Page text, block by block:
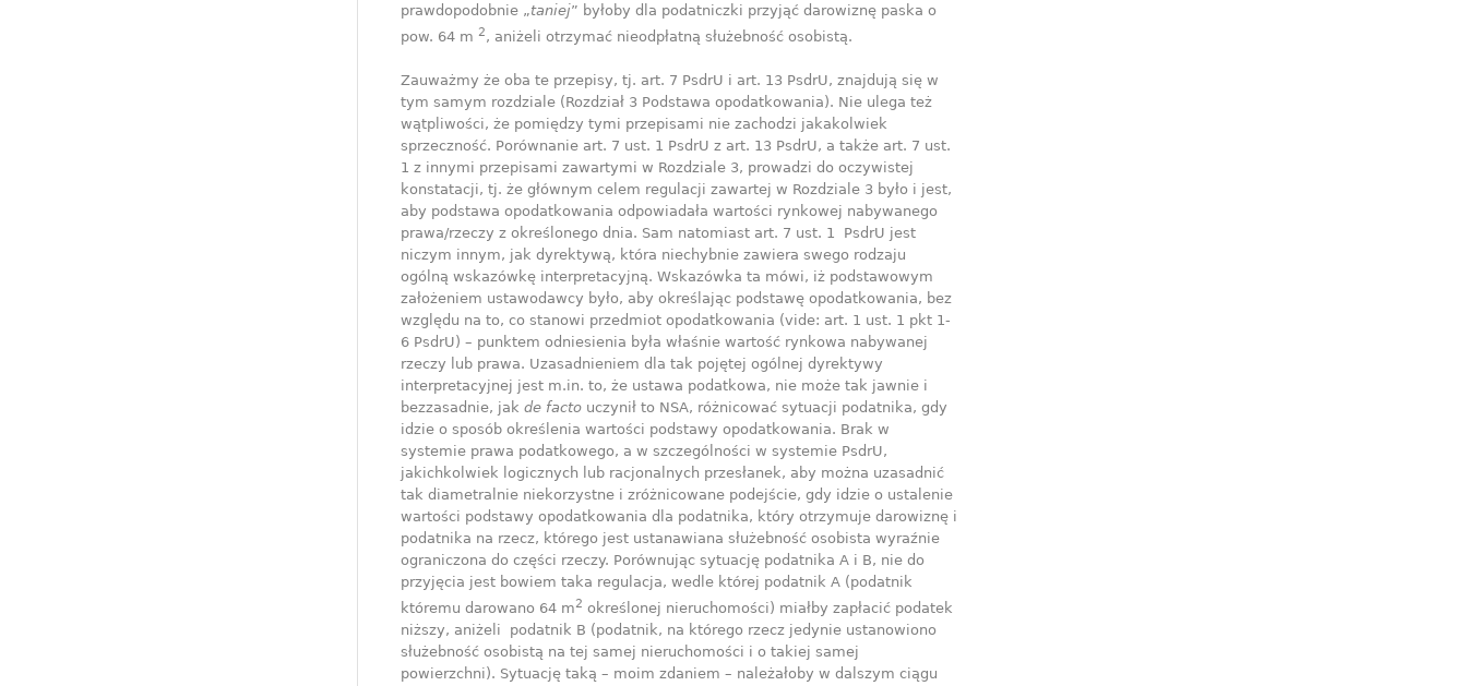
prawdopodobnie „taniej” byłoby dla podatniczki przyjąć darowiznę paska o
pow. 64 m 2, aniżeli otrzymać nieodpłatną służebność osobistą.
Zauważmy że oba te przepisy, tj. art. 7 PsdrU i art. 13 PsdrU, znajdują się w
tym samym rozdziale (Rozdział 3 Podstawa opodatkowania). Nie ulega też
wątpliwości, że pomiędzy tymi przepisami nie zachodzi jakakolwiek
sprzeczność. Porównanie art. 7 ust. 1 PsdrU z art. 13 PsdrU, a także art. 7 ust.
1 z innymi przepisami zawartymi w Rozdziale 3, prowadzi do oczywistej
konstatacji, tj. że głównym celem regulacji zawartej w Rozdziale 3 było i jest,
aby podstawa opodatkowania odpowiadała wartości rynkowej nabywanego
prawa/rzeczy z określonego dnia. Sam natomiast art. 7 ust. 1 PsdrU jest
niczym innym, jak dyrektywą, która niechybnie zawiera swego rodzaju
ogólną wskazówkę interpretacyjną. Wskazówka ta mówi, iż podstawowym
założeniem ustawodawcy było, aby określając podstawę opodatkowania, bez
względu na to, co stanowi przedmiot opodatkowania (vide: art. 1 ust. 1 pkt 1-
6 PsdrU) – punktem odniesienia była właśnie wartość rynkowa nabywanej
rzeczy lub prawa. Uzasadnieniem dla tak pojętej ogólnej dyrektywy
interpretacyjnej jest m.in. to, że ustawa podatkowa, nie może tak jawnie i
bezzasadnie, jak de facto uczynił to NSA, różnicować sytuacji podatnika, gdy
idzie o sposób określenia wartości podstawy opodatkowania. Brak w
systemie prawa podatkowego, a w szczególności w systemie PsdrU,
jakichkolwiek logicznych lub racjonalnych przesłanek, aby można uzasadnić
tak diametralnie niekorzystne i zróżnicowane podejście, gdy idzie o ustalenie
wartości podstawy opodatkowania dla podatnika, który otrzymuje darowiznę i
podatnika na rzecz, którego jest ustanawiana służebność osobista wyraźnie
ograniczona do części rzeczy. Porównując sytuację podatnika A i B, nie do
przyjęcia jest bowiem taka regulacja, wedle której podatnik A (podatnik
któremu darowano 64 m2 określonej nieruchomości) miałby zapłacić podatek
niższy, aniżeli podatnik B (podatnik, na którego rzecz jedynie ustanowiono
służebność osobistą na tej samej nieruchomości i o takiej samej
powierzchni). Sytuację taką – moim zdaniem – należałoby w dalszym ciągu